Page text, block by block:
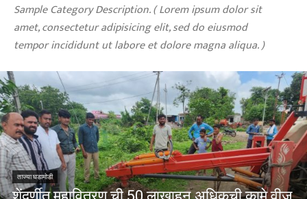
Sample Category Description. ( Lorem ipsum dolor sit
amet, consectetur adipisicing elit, sed do eiusmod
tempor incididunt ut labore et dolore magna aliqua. )
ताज्या घडामोडी